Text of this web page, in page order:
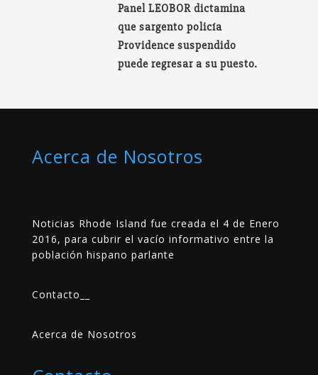
Panel LEOBOR dictamina
que sargento policía
Providence suspendido
puede regresar a su puesto.
Acerca de Nosotros
Noticias Rhode Island fue creada el 4 de Enero
2016, para cubrir el vacío informativo entre la
población hispano parlante
Contacto
Acerca de Nosotros